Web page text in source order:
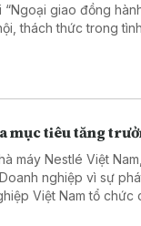
“Ngoại giao đồng
thách thức trong
mục tiêu tăng
máy Nestlé Việt
nghiệp vì sự
Việt Nam tổ